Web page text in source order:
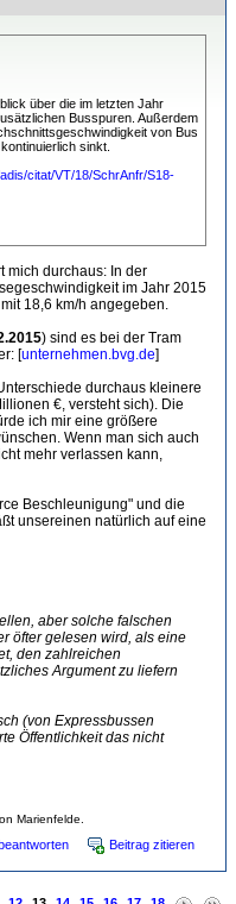
über die im letzten Jahr
Busspuren. Außerdem
von Bus
sinkt.
citat/VT/18/SchrAnfr/S18-
mich durchaus: In der
im Jahr 2015
18,6 km/h angegeben.
) sind es bei der Tram
[unternehmen.bvg.de]
durchaus kleinere
€, versteht sich). Die
ich mir eine größere
Wenn man sich auch
mehr verlassen kann,
Beschleunigung" und die
unsereinen natürlich auf eine
aber solche falschen
öfter gelesen wird, als eine
den zahlreichen
Argument zu liefern
(von Expressbussen
Öffentlichkeit das nicht
Marienfelde.
Beitrag zitieren